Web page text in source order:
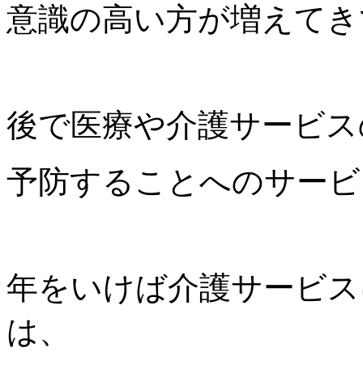
意識の高い方が増えて
後で医療や介護サービ
予防することへのサー
年をいけば介護サービ
は、